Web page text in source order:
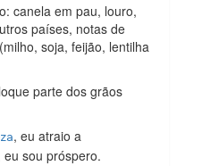
em pau, louro,
países, notas de
soja, feijão, lentilha
parte dos grãos
, eu atraio a
sou próspero.